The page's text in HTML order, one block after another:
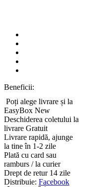
Beneficii:
Poți alege livrare și la
EasyBox New
Deschiderea coletului la
livrare Gratuit
Livrare rapidă, ajunge
la tine în 1-2 zile
Plată cu card sau
ramburs / la curier
Drept de retur 14 zile
Distribuie: Facebook